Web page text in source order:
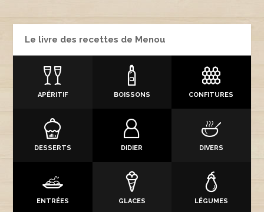
Le livre des recettes de Menou
APÉRITIF BOISSONS CONFITURES
DESSERTS DIDIER DIVERS
ENTRÉES GLACES LÉGUMES